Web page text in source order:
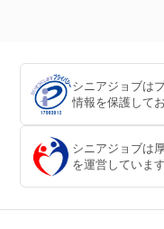
シニアジョブは
情報を保護して
シニアジョブは
を運営しています